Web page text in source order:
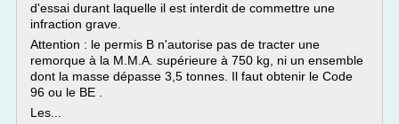
d'essai durant laquelle il est interdit de commettre une
infraction grave.
Attention : le permis B n'autorise pas de tracter une
remorque à la M.M.A. supérieure à 750 kg, ni un ensemble
dont la masse dépasse 3,5 tonnes. Il faut obtenir le Code
96 ou le BE .
Les...